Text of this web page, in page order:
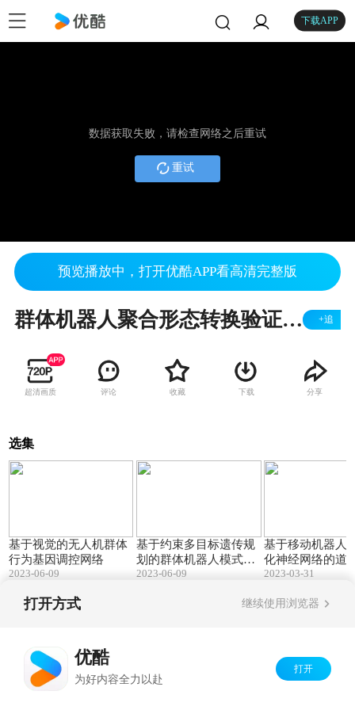
下载APP
数据获取失败，请检查网络之后重试
重试
预览播放中，打开优酷APP看高清完整版
群体机器人聚合形态转换验证实机实验--基因调控网络模型在无通信条件中围捕问题研究 +追
超清画质 评论 收藏 下载 分享
选集
基于视觉的无人机群体
行为基因调控网络
2023-06-09
基于约束多目标遗传规
划的群体机器人模式自
动生成
2023-06-09
基于移动机器人
化神经网络的道
实时分割
2023-03-31
打开方式 继续使用浏览器
优酷
为好内容全力以赴
打开